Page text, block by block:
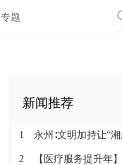
专题
新闻推荐
1 永州∶文明加持让“
2 【医疗服务提升年】江